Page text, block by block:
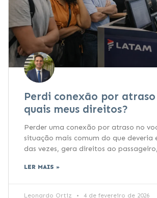
Perdi conexão por
quais meus direitos?
Perder uma conexão por atraso no
situação mais comum do que deveria
das vezes, gera direitos ao
LER MAIS »
Leonardo Ortiz 4 de fevereiro de 2026